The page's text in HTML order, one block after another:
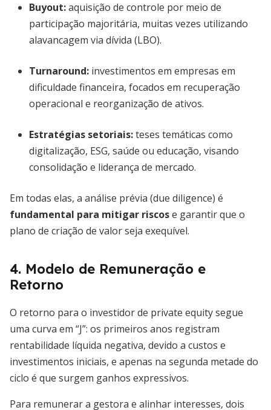
Buyout:aquisição de controle por meio de
participação majoritária, muitas vezes utilizando
alavancagem via dívida (LBO).
Turnaround: investimentos em empresas em
dificuldade financeira, focados em recuperação
operacional e reorganização de ativos.
Estratégias setoriais:teses temáticas como
digitalização, ESG, saúde ou educação, visando
consolidação e liderança de mercado.
Em todas elas, a análise prévia (due diligence) é
fundamental para mitigar riscose garantir que o
plano de criação de valor seja exequível.
4. Modelo de Remuneração e
Retorno
O retorno para o investidor de private equity segue
uma curva em “J”: os primeiros anos registram
rentabilidade líquida negativa, devido a custos e
investimentos iniciais, e apenas na segunda metade do
ciclo é que surgem ganhos expressivos.
Para remunerar a gestora e alinhar interesses, dois